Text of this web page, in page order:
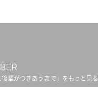
後輩がつきあうまで」をもっと見る